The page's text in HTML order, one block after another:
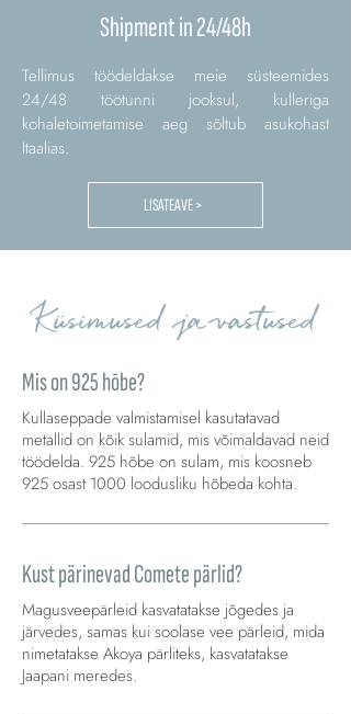
Shipment in 24/48h
Tellimus töödeldakse meie süsteemides
24/48 töötunni jooksul, kulleriga
kohaletoimetamise aeg sõltub asukohast
Itaalias.
LISATEAVE >
Küsimused ja vastused
Mis on 925 hõbe?
Kullaseppade valmistamisel kasutatavad
metallid on kõik sulamid, mis võimaldavad neid
töödelda. 925 hõbe on sulam, mis koosneb
925 osast 1000 loodusliku hõbeda kohta.
Kust pärinevad Comete pärlid?
Magusveepärleid kasvatatakse jõgedes ja
järvedes, samas kui soolase vee pärleid, mida
nimetatakse Akoya pärliteks, kasvatatakse
Jaapani meredes.